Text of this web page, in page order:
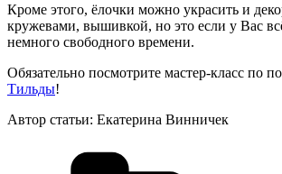
Кроме этого, ёлочки можно украсить и
кружевами, вышивкой, но это если у Вас
немного свободного времени.
Обязательно посмотрите мастер-класс по
Тильды!
Автор статьи: Екатерина Винничек